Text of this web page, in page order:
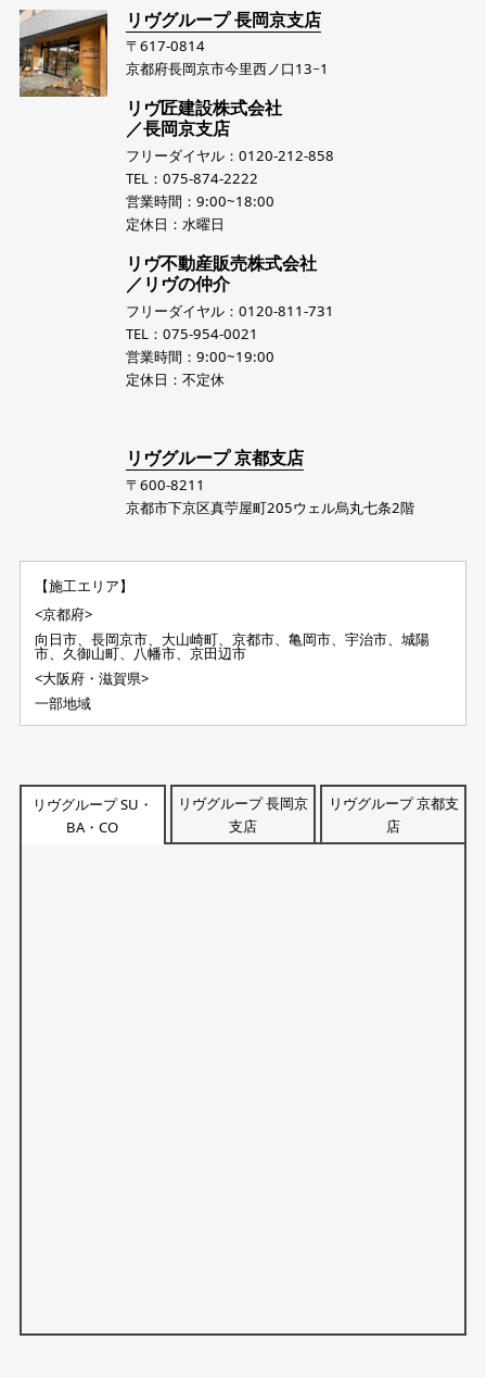
リヴグループ 長岡京支店
〒617-0814
京都府長岡京市今里西ノ口13−1
リヴ匠建設株式会社
／長岡京支店
フリーダイヤル：0120-212-858
TEL：075-874-2222
営業時間：9:00~18:00
定休日：水曜日
リヴ不動産販売株式会社
／リヴの仲介
フリーダイヤル：0120-811-731
TEL：075-954-0021
営業時間：9:00~19:00
定休日：不定休
リヴグループ 京都支店
〒600-8211
京都市下京区真苧屋町205ウェル烏丸七条2階
【施工エリア】
<京都府>
向日市、長岡京市、大山崎町、京都市、亀岡市、宇治市、城陽
市、久御山町、八幡市、京田辺市
<大阪府・滋賀県>
一部地域
リヴグループ SU・
BA・CO
リヴグループ 長岡京
支店
リヴグループ 京都支
店